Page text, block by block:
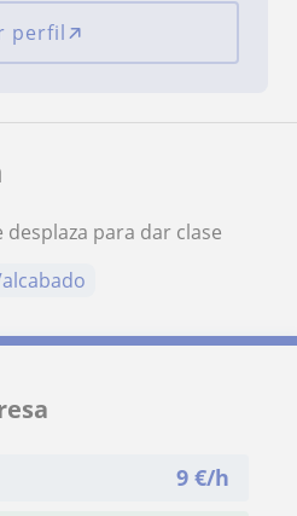
perfil
desplaza para dar clase
9 €/h